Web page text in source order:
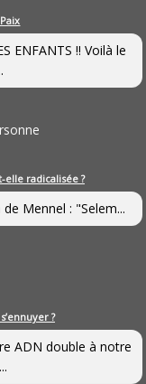
ENFANTS !! Voilà le
elle radicalisée ?
Mennel : "Selem...
?
ADN double à notre